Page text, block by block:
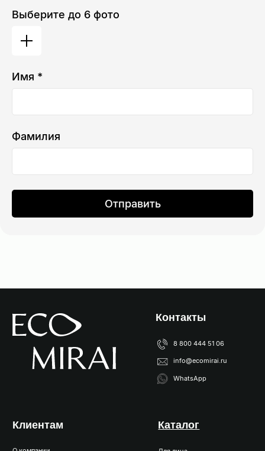
Выберите до 6 фото
Имя *
Фамилия
Отправить